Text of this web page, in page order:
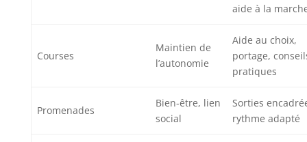
aide à la
Courses
Maintien de
l’autonomie
Aide au choix,
portage,
pratiques
Promenades
Bien-être, lien
social
Sorties
rythme adapté